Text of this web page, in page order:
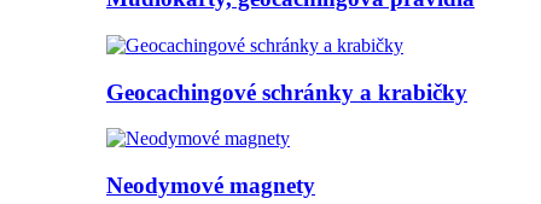
Geocachingové schránky a krabičky
Neodymové magnety